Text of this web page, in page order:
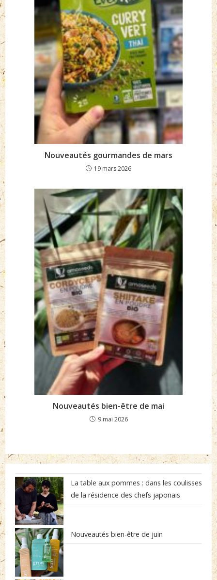
Nouveautés gourmandes de mars
19 mars 2026
Nouveautés bien-être de mai
9 mai 2026
La table aux pommes : dans les coulisses
de la résidence des chefs japonais
Nouveautés bien-être de juin